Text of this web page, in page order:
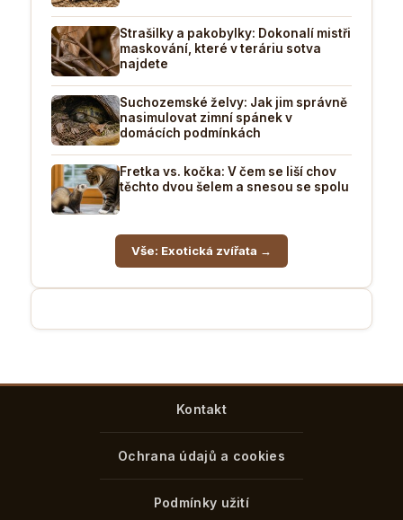
Strašilky a pakobylky: Dokonalí mistři
maskování, které v teráriu sotva
najdete
Suchozemské želvy: Jak jim správně
nasimulovat zimní spánek v
domácích podmínkách
Fretka vs. kočka: V čem se liší chov
těchto dvou šelem a snesou se spolu
Vše: Exotická zvířata →
Kontakt
Ochrana údajů a cookies
Podmínky užití